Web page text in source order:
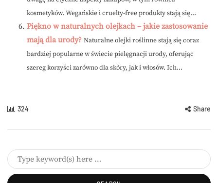
kosmetyków. Wegańskie i cruelty-free produkty stają się...
Piękno w naturalnych olejkach – jakie zastosowanie
mają dla urody? Naturalne olejki roślinne stają się coraz
bardziej popularne w świecie pielęgnacji urody, oferując
szereg korzyści zarówno dla skóry, jak i włosów. Ich...
324 Share